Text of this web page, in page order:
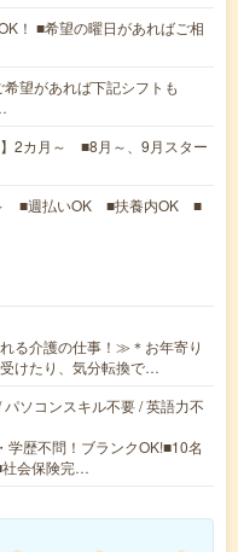
！ ■希望の曜日があればご相
望があれば下記シフトも
】2カ月～ ■8月～、9月スター
■週払いOK ■扶養内OK ■
る介護の仕事！≫＊お年寄り
けたり、気分転換で…
ソコンスキル不要 / 英語力不
歴不問！ブランクOK!■10名
社会保険完…